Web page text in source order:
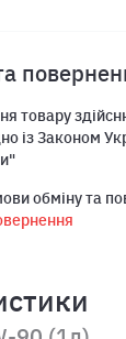
товару
із Законом
обміну та